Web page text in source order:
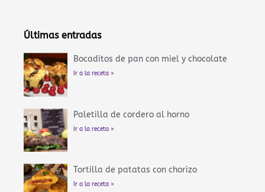
k
Últimas entradas
Bocaditos de pan con miel y chocolate
Ir a la receta »
Paletilla de cordero al horno
Ir a la receta »
Tortilla de patatas con chorizo
Ir a la receta »